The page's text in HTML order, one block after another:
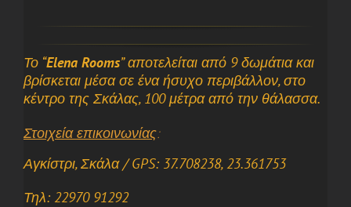
Το “Elena Rooms” αποτελείται από 9 δωμάτια και
βρίσκεται μέσα σε ένα ήσυχο περιβάλλον, στο
κέντρο της Σκάλας, 100 μέτρα από την θάλασσα.
Στοιχεία επικοινωνίας:
Αγκίστρι, Σκάλα / GPS: 37.708238, 23.361753
Τηλ: 22970 91292